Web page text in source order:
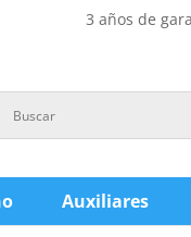
3 años de
Auxiliares